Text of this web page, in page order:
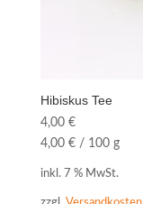
Hibiskus Tee
4,00 €
4,00 €/ 100 g
inkl. 7 % MwSt.